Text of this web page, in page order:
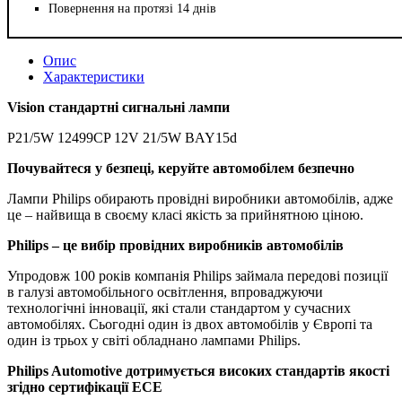
Повернення на протязі 14 днів
Опис
Характеристики
Vision cтандартні сигнальні лампи
P21/5W 12499CP 12V 21/5W BAY15d
Почувайтеся у безпеці, керуйте автомобілем безпечно
Лампи Philips обирають провідні виробники автомобілів, адже
це – найвища в своєму класі якість за прийнятною ціною.
Philips – це вибір провідних виробників автомобілів
Упродовж 100 років компанія Philips займала передові позиції
в галузі автомобільного освітлення, впроваджуючи
технологічні інновації, які стали стандартом у сучасних
автомобілях. Сьогодні один із двох автомобілів у Європі та
один із трьох у світі обладнано лампами Philips.
Philips Automotive дотримується високих стандартів якості
згідно сертифікації ЕСЕ